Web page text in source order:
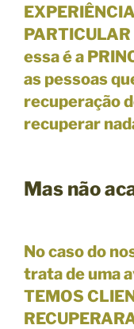
PARTICULAR
essa é a
as pessoas
recuperação
recuperar
Mas não
No caso do
trata de uma
TEMOS